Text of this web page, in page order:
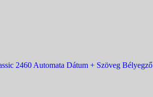
2460 Automata Dátum + Szöveg Bélyegző